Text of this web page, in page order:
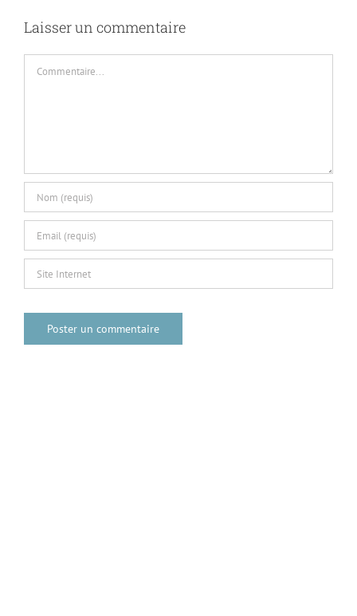
Laisser un commentaire